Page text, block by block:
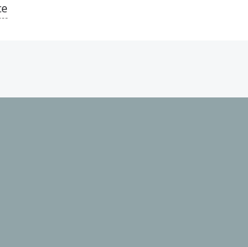
и маршрутки № 321, 323, 332, 379,
минут, а на машине - 2 минуты. В